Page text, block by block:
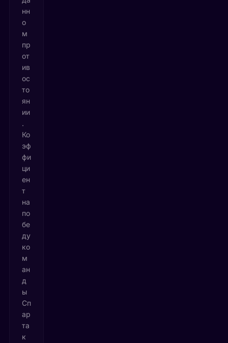
нн
о
м
пр
от
ив
ос
то
ян
ии
.
Ко
эф
фи
ци
ен
т
на
по
бе
ду
ко
м
ан
д
ы
Сп
ар
та
к